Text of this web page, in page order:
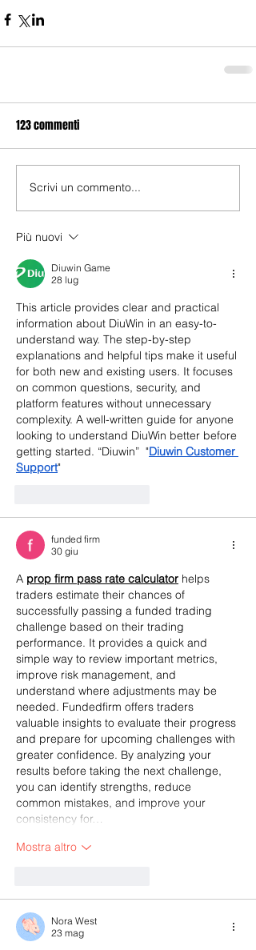
123 commenti
Scrivi un commento...
Più nuovi
Diuwin Game
28 lug
This article provides clear and practical
information about DiuWin in an easy-to-
understand way. The step-by-step
explanations and helpful tips make it useful
for both new and existing users. It focuses
on common questions, security, and
platform features without unnecessary
complexity. A well-written guide for anyone
looking to understand DiuWin better before
getting started. “Diuwin”  "Diuwin Customer
Support"
funded firm
30 giu
A prop firm pass rate calculator helps
traders estimate their chances of
successfully passing a funded trading
challenge based on their trading
performance. It provides a quick and
simple way to review important metrics,
improve risk management, and
understand where adjustments may be
needed. Fundedfirm offers traders
valuable insights to evaluate their progress
and prepare for upcoming challenges with
greater confidence. By analyzing your
results before taking the next challenge,
you can identify strengths, reduce
common mistakes, and improve your
consistency for…
Mostra altro
Nora West
23 mag